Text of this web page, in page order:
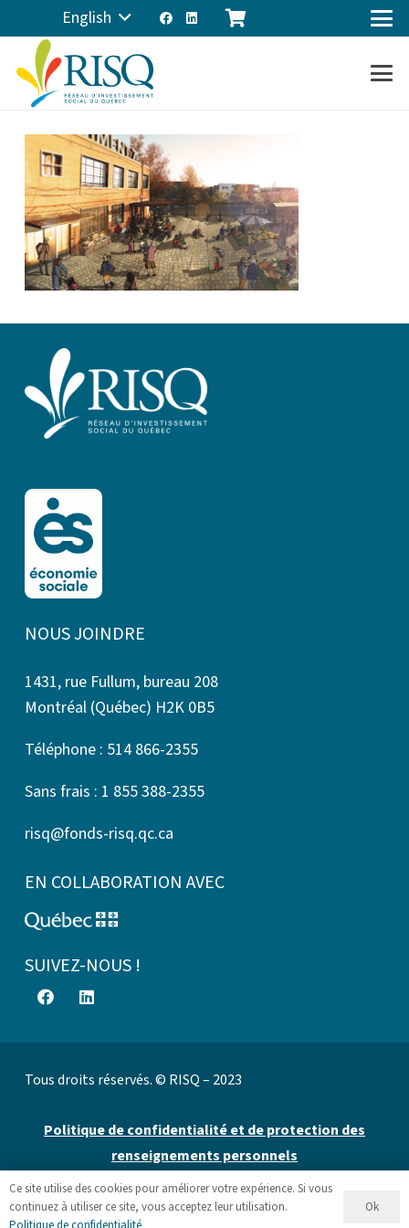
English
NOUS JOINDRE
1431, rue Fullum, bureau 208
Montréal (Québec) H2K 0B5
Téléphone : 514 866-2355
Sans frais : 1 855 388-2355
risq@fonds-risq.qc.ca
EN COLLABORATION AVEC
SUIVEZ-NOUS !
Tous droits réservés. © RISQ – 2023
Politique de confidentialité et de protection des
renseignements personnels
Site web par 👉 Cinetic
Ce site utilise des cookies pour améliorer votre expérience. Si vous
continuez à utiliser ce site, vous acceptez leur utilisation.
Ok